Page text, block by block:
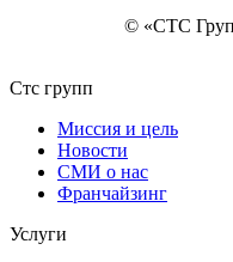
© «СТС
Стс групп
Миссия и цель
Новости
СМИ о нас
Франчайзинг
Услуги